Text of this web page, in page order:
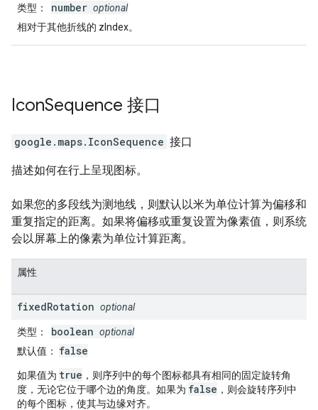
类型 ： number optional
相对于其他折线的 zIndex。
IconSequence 接口
google.maps. IconSequence 接口
描述如何在行上呈现图标。
如果您的多段线为测地线，则默认以米为单位计算为偏移和
重复指定的距离。如果将偏移或重复设置为像素值，则系统
会以屏幕上的像素为单位计算距离。
属性
fixedRotation optional
类型 ： boolean optional
默认值 ： false
如果值为 true ，则序列中的每个图标都具有相同的固定旋转角
度，无论它位于哪个边的角度。如果为 false ，则会旋转序列中
的每个图标，使其与边缘对齐。